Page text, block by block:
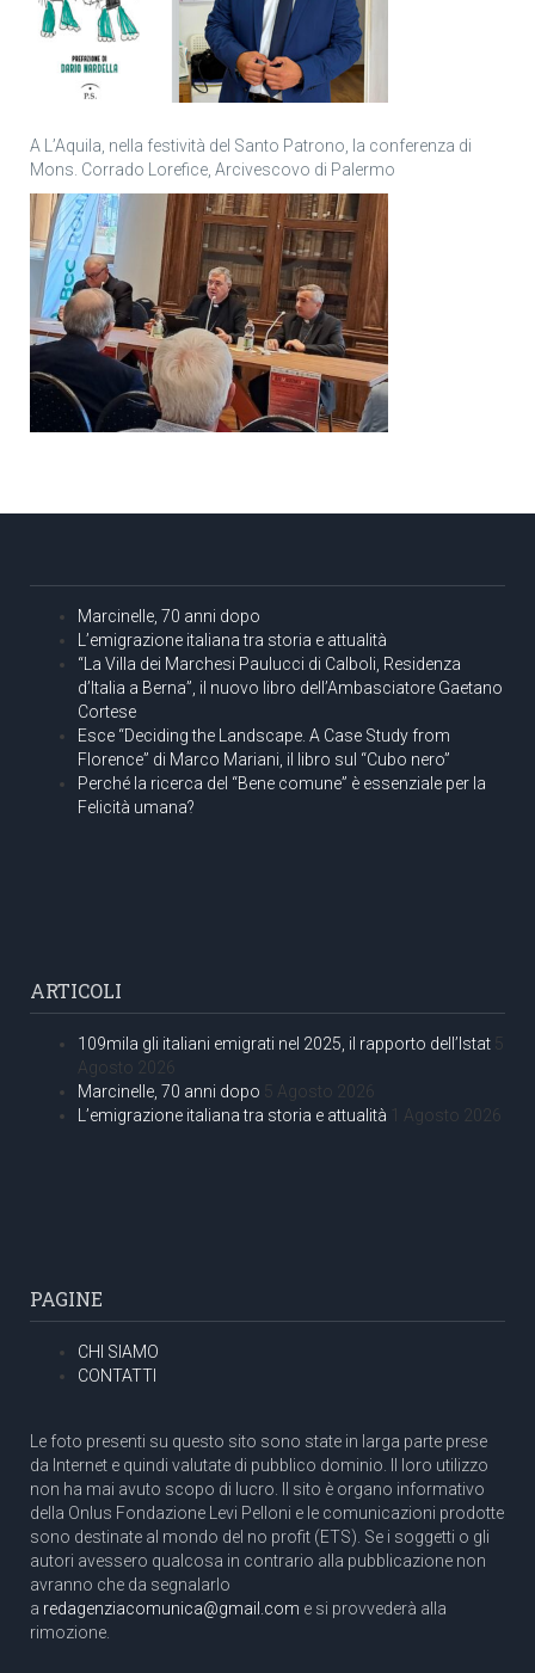
A L’Aquila, nella festività del Santo Patrono, la conferenza di
Mons. Corrado Lorefice, Arcivescovo di Palermo
Marcinelle, 70 anni dopo
L’emigrazione italiana tra storia e attualità
“La Villa dei Marchesi Paulucci di Calboli, Residenza
d’Italia a Berna”, il nuovo libro dell’Ambasciatore Gaetano
Cortese
Esce “Deciding the Landscape. A Case Study from
Florence” di Marco Mariani, il libro sul “Cubo nero”
Perché la ricerca del “Bene comune” è essenziale per la
Felicità umana?
ARTICOLI
109mila gli italiani emigrati nel 2025, il rapporto dell’Istat 5
Agosto 2026
Marcinelle, 70 anni dopo 5 Agosto 2026
L’emigrazione italiana tra storia e attualità 1 Agosto 2026
PAGINE
CHI SIAMO
CONTATTI
Le foto presenti su questo sito sono state in larga parte prese
da Internet e quindi valutate di pubblico dominio. Il loro utilizzo
non ha mai avuto scopo di lucro. Il sito è organo informativo
della Onlus Fondazione Levi Pelloni e le comunicazioni prodotte
sono destinate al mondo del no profit (ETS). Se i soggetti o gli
autori avessero qualcosa in contrario alla pubblicazione non
avranno che da segnalarlo
a redagenziacomunica@gmail.com e si provvederà alla
rimozione.